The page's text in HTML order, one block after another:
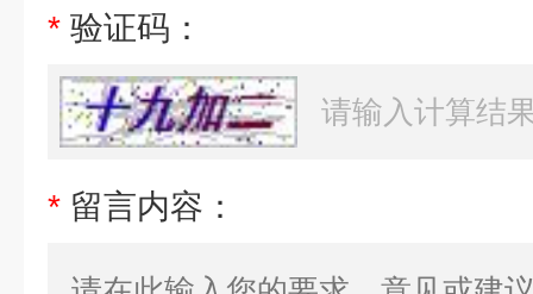
* 验证码：
* 留言内容：